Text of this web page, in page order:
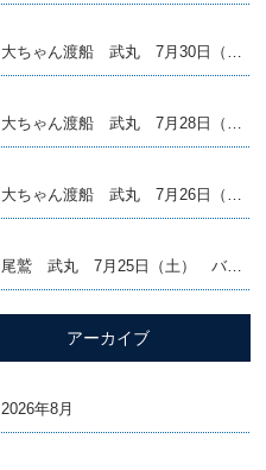
大ちゃん渡船 武丸 7月30日（木）磯釣り釣果
大ちゃん渡船 武丸 7月28日（火）磯釣り釣果
大ちゃん渡船 武丸 7月26日（日）磯釣り釣果
尾鷲 武丸 7月25日（土） バチコン＆イカメタル便
アーカイブ
2026年8月